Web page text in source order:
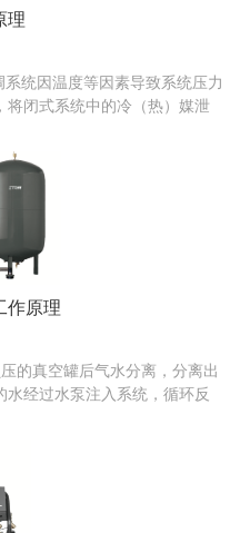
理
统因温度等因素导致系统压力
将闭式系统中的冷（热）媒泄
作原理
的真空罐后气水分离，分离出
经过水泵注入系统，循环反